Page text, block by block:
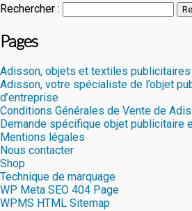
Rechercher :
Pages
Adisson, objets et textiles publicitaires
Adisson, votre spécialiste de l’objet
d’entreprise
Conditions Générales de Vente de
Demande spécifique objet publicitaire
Mentions légales
Nous contacter
Shop
Technique de marquage
WP Meta SEO 404 Page
WPMS HTML Sitemap